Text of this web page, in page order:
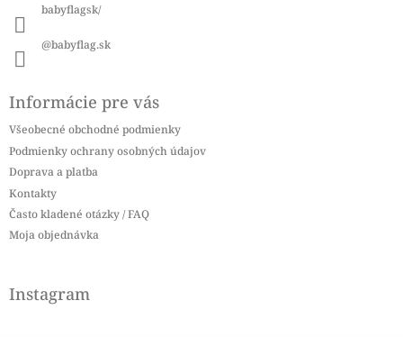
babyflagsk/
@babyflag.sk
Informácie pre vás
Všeobecné obchodné podmienky
Podmienky ochrany osobných údajov
Doprava a platba
Kontakty
Často kladené otázky / FAQ
Moja objednávka
Instagram